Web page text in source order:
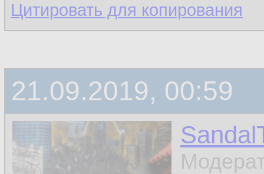
Цитировать для копирования
21.09.2019, 00:59